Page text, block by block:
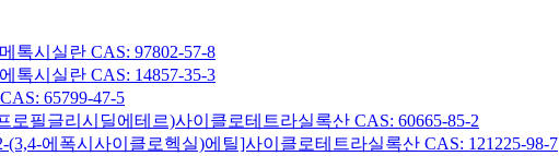
톡시실란 CAS: 97802-57-8
톡시실란 CAS: 14857-35-3
65799-47-5
로필글리시딜에테르)사이클로테트라실록산 CAS: 60665-85-2
(3,4-에폭시사이클로헥실)에틸]사이클로테트라실록산 CAS: 121225-98-7